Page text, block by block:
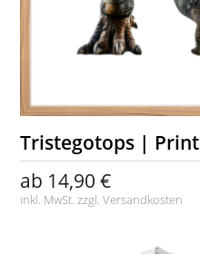
Tristegotops | Print
ab 14,90 €
inkl. MwSt. zzgl.Versandkosten